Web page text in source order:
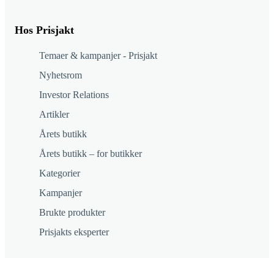
Hos Prisjakt
Temaer & kampanjer - Prisjakt
Nyhetsrom
Investor Relations
Artikler
Årets butikk
Årets butikk – for butikker
Kategorier
Kampanjer
Brukte produkter
Prisjakts eksperter